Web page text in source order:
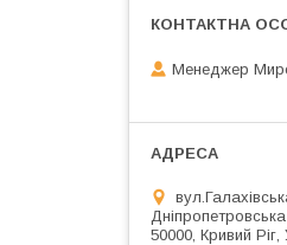
Менеджер
50000, Кривий Ріг,